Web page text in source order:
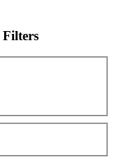
Filters